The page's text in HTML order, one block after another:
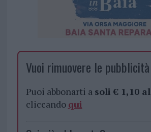
Vuoi rimuovere le
Puoi abbonarti a soli € 1,10
cliccando qui